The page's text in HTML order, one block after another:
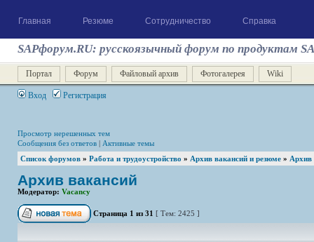
Главная Резюме Сотрудничество Справка
SAPфорум.RU: русскоязычный форум по продуктам
Портал Форум Файловый архив Фотогалерея Wiki
Вход Регистрация
Просмотр нерешенных тем
Сообщения без ответов | Активные темы
Список форумов » Работа и трудоустройство » Архив вакансий и резюме » Архив
Архив вакансий
Модератор: Vacancy
Страница 1 из 31 [ Тем: 2425 ]